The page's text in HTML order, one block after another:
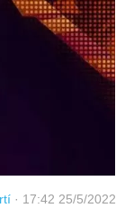
· 17:42 25/5/2022